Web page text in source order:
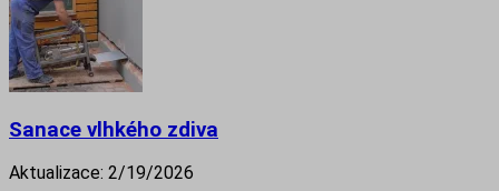
Sanace vlhkého zdiva
Aktualizace: 2/19/2026